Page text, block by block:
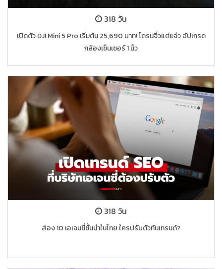
318 วัน
เปิดตัว DJI Mini 5 Pro เริ่มต้น 25,690 บาท! โดรนจิ๋วแต่แจ๋ว อัปเกรด
กล้องเซ็นเซอร์ 1 นิ้ว
318 วัน
ส่อง 10 เอเจนซี่ชั้นนำในไทย ใครปรับตัวทันเทรนด์?